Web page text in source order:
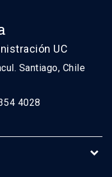
UC
Santiago, Chile
4028